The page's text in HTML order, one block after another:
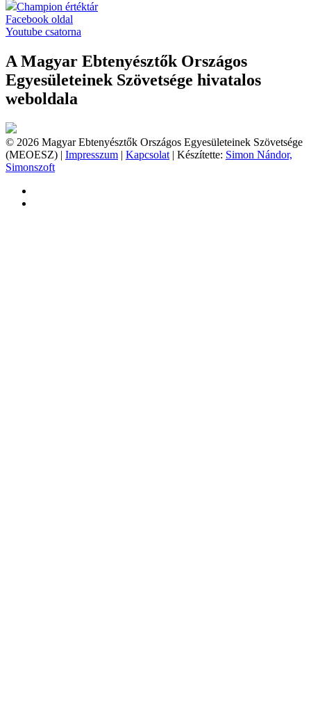
Champion értéktár
Facebook oldal
Youtube csatorna
A Magyar Ebtenyésztők Országos
Egyesületeinek Szövetsége hivatalos
weboldala
© 2026 Magyar Ebtenyésztők Országos Egyesületeinek Szövetsége
(MEOESZ) | Impresszum | Kapcsolat | Készítette: Simon Nándor,
Simonszoft